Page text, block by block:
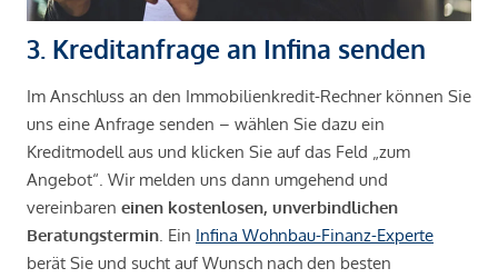
3. Kreditanfrage an Infina senden
Im Anschluss an den Immobilienkredit-Rechner können Sie
uns eine Anfrage senden – wählen Sie dazu ein
Kreditmodell aus und klicken Sie auf das Feld „zum
Angebot“. Wir melden uns dann umgehend und
vereinbaren einen kostenlosen, unverbindlichen
Beratungstermin . Ein Infina Wohnbau-Finanz-Experte
berät Sie und sucht auf Wunsch nach den besten